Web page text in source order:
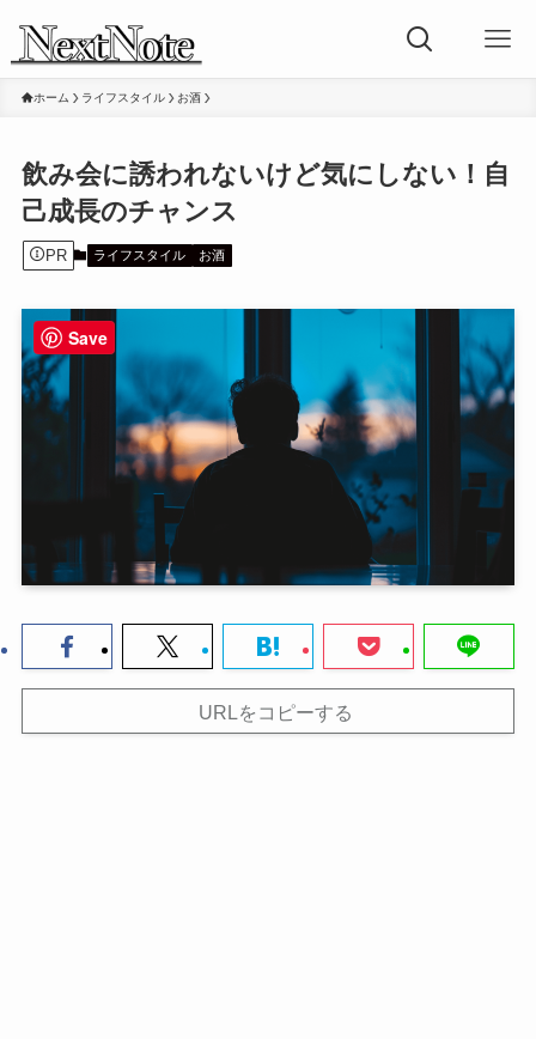
ホーム ライフスタイル お酒
飲み会に誘われないけど気にしない！自
己成長のチャンス
PR ライフスタイル お酒
URLをコピーする
Save